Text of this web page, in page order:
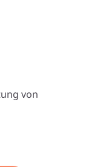
von